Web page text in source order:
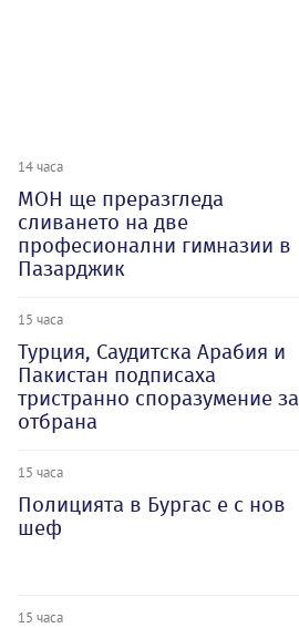
14 часа
МОН ще преразгледа
сливането на две
професионални гимназии в
Пазарджик
15 часа
Турция, Саудитска Арабия и
Пакистан подписаха
тристранно споразумение за
отбрана
15 часа
Полицията в Бургас е с нов
шеф
15 часа